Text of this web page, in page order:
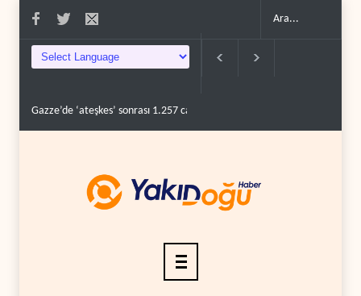
1.257 can kaybı.. ABD’nin onlarca savaş uçağı da yetmedi: Hürmüz’de ..